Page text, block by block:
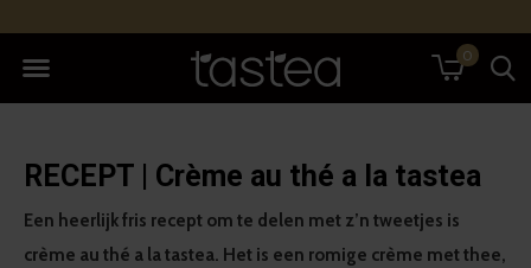
0
RECEPT | Crème au thé a la tastea
Een heerlijk fris recept om te delen met z’n tweetjes is
crème au thé a la tastea. Het is een romige crème met thee,